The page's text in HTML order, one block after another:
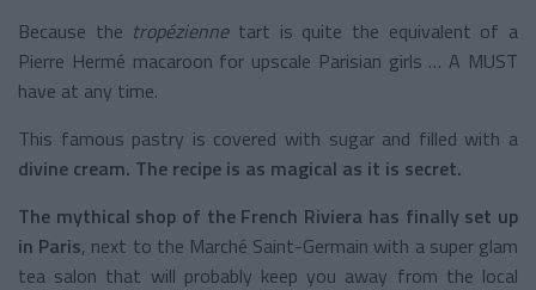
Because the tropéziennetart is quite the equivalent of a
Pierre Hermé macaroon for upscale Parisian girls … A MUST
have at any time.
This famous pastry is covered with sugar and filled with a
divine cream. The recipe is as magical as it is secret.
The mythical shop of the French Riviera has finally set up
in Paris, next to the Marché Saint-Germain with a super glam
tea salon that will probably keep you away from the local